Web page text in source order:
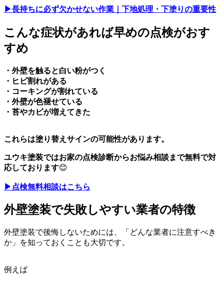
▶︎長持ちに必ず欠かせない作業｜下地処理・下塗りの重要性
こんな症状があれば早めの点検がおす
すめ
・外壁を触ると白い粉がつく
・ヒビ割れがある
・コーキングが割れている
・外壁が色褪せている
・苔やカビが増えてきた
これらは塗り替えサインの可能性があります。
ユウキ塗装ではお家の点検診断からお悩み相談まで無料で対
応しております😊
▶︎点検無料相談はこちら
外壁塗装で失敗しやすい業者の特徴
外壁塗装で後悔しないためには、「どんな業者に注意すべき
か」を知っておくことも大切です。
例えば